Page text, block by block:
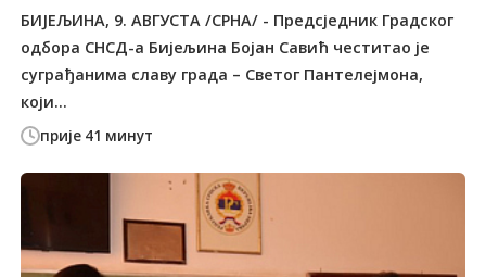
прије 41 минут
БИЈЕЉИНА, 9. АВГУСТА /СРНА/ - Предсједник Градског
одбора СНСД-а Бијељина Бојан Савић честитао је
суграђанима славу града – Светог Пантелејмона,
који...